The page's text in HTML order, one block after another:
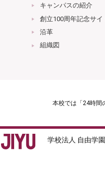
キャンパスの紹介
創立100周年記念サイ
沿革
組織図
本校では「24時間
学校法人 自由学